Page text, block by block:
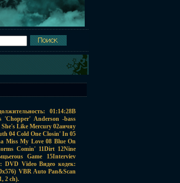
01:14:28В
'Chopper' Anderson -bass
Like Mercury 02аичяу
04 Cold One Closin' In 05
Miss My Love 08 Blue On
Comin' 11Dirt 12Nine
Game 15Interviev
DVD Video Видео кодек:
VBR Auto Pan&Scan
2 ch).